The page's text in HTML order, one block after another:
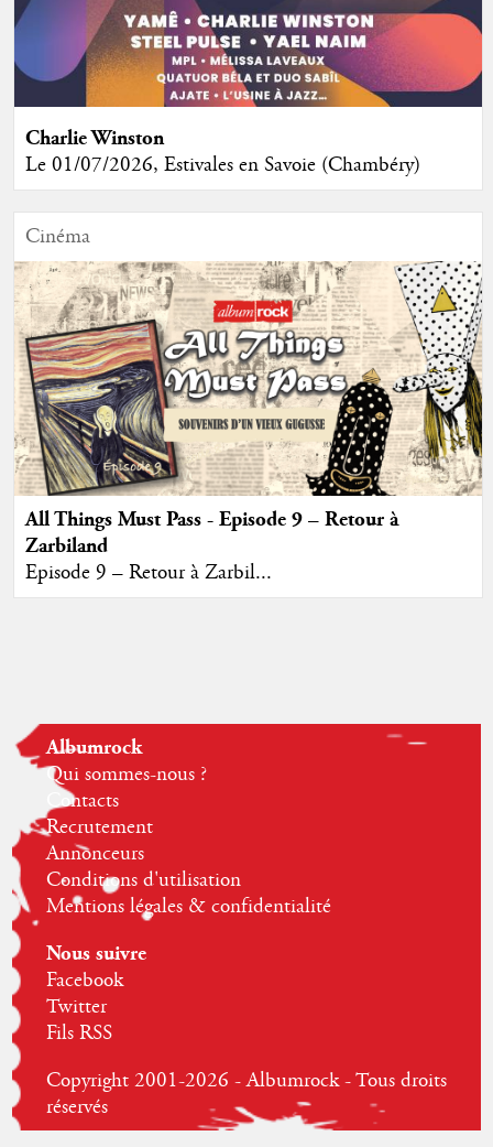
Charlie Winston
Le 01/07/2026, Estivales en Savoie (Chambéry)
Cinéma
All Things Must Pass - Episode 9 – Retour à
Zarbiland
Episode 9 – Retour à Zarbil...
Albumrock
Qui sommes-nous ?
Contacts
Recrutement
Annonceurs
Conditions d'utilisation
Mentions légales & confidentialité
Nous suivre
Facebook
Twitter
Fils RSS
Copyright 2001-2026 - Albumrock - Tous droits
réservés